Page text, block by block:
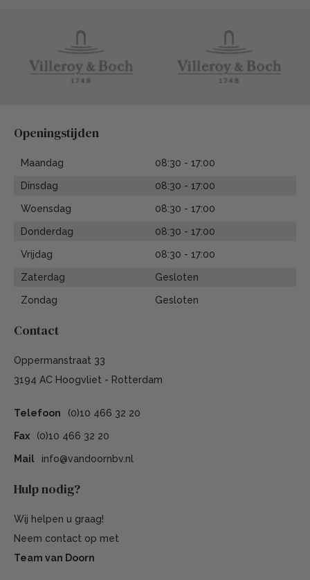
Openingstijden
Maandag 08:30 - 17:00
Dinsdag 08:30 - 17:00
Woensdag 08:30 - 17:00
Donderdag 08:30 - 17:00
Vrijdag 08:30 - 17:00
Zaterdag Gesloten
Zondag Gesloten
Contact
Oppermanstraat 33
3194 AC Hoogvliet - Rotterdam
Telefoon (0)10 466 32 20
Fax (0)10 466 32 20
Mail info@vandoornbv.nl
Hulp nodig?
Wij helpen u graag!
Neem contact op met
Team van Doorn